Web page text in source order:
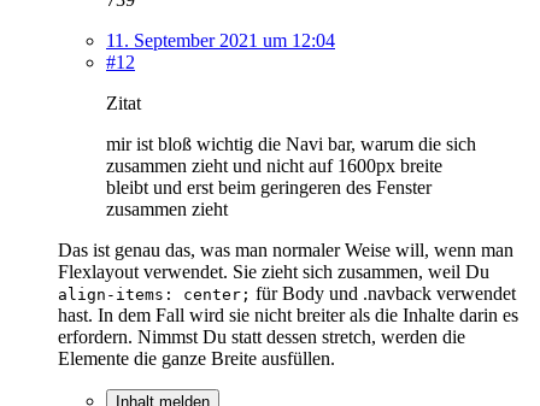
11. September 2021 um 12:04
#12
Zitat
mir ist bloß wichtig die Navi bar, warum die sich
zusammen zieht und nicht auf 1600px breite
bleibt und erst beim geringeren des Fenster
zusammen zieht
Das ist genau das, was man normaler Weise will, wenn man
Flexlayout verwendet. Sie zieht sich zusammen, weil Du
align-items: center; für Body und .navback verwendet
hast. In dem Fall wird sie nicht breiter als die Inhalte darin es
erfordern. Nimmst Du statt dessen stretch, werden die
Elemente die ganze Breite ausfüllen.
Inhalt melden